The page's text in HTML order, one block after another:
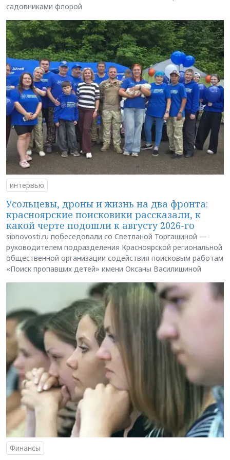
садовниками флорой
интервью
Усольцевы, дроны и жизнь на два фронта:
красноярские поисковики рассказали, к
какой черте подошли к августу 2026-го
sibnovosti.ru побеседовали со Светланой Торгашиной —
руководителем подразделения Красноярской региональной
общественной организации содействия поисковым работам
«Поиск пропавших детей» имени Оксаны Василишиной
Финансы